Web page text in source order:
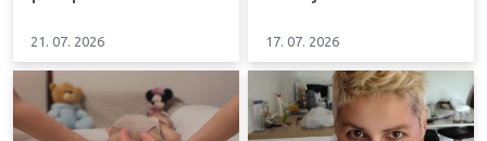
21. 07. 2026 17. 07. 2026